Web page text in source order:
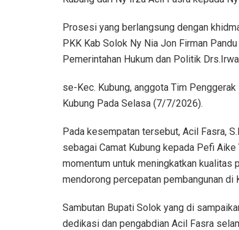
Prosesi yang berlangsung dengan
PKK Kab Solok Ny Nia Jon Firman
Pemerintahan Hukum dan Politik
se-Kec. Kubung, anggota Tim
Kubung Pada Selasa (7/7/2026).
Pada kesempatan tersebut, Acil Fasra,
sebagai Camat Kubung kepada Pefi
momentum untuk meningkatkan
mendorong percepatan pembangunan di
Sambutan Bupati Solok yang di
dedikasi dan pengabdian Acil Fasra